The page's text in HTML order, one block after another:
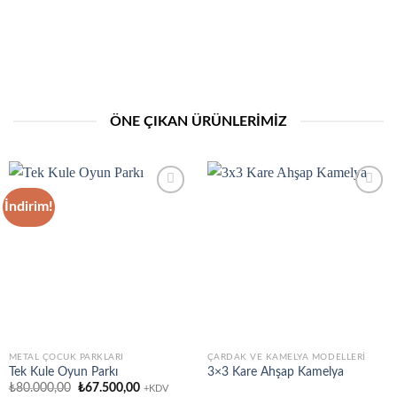
ÖNE ÇIKAN ÜRÜNLERIMIZ
İndirim!
METAL ÇOCUK PARKLARI
Tek Kule Oyun Parkı
₺80.000,00 Orijinal
₺67.500,00Şu
+KDV
ÇARDAK VE KAMELYA MODELLERI
3×3 Kare Ahşap Kamelya